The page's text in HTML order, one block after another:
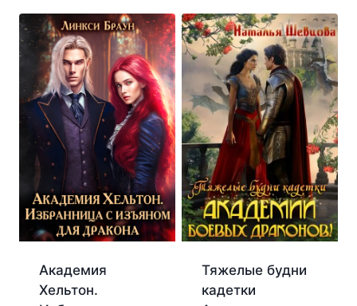
Академия
Хельтон.
Тяжелые будни
кадетки